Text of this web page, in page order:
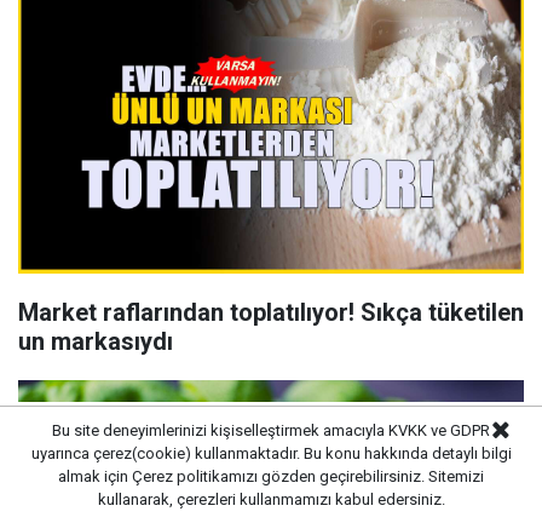
Market raflarından toplatılıyor! Sıkça tüketilen
un markasıydı
Bu site deneyimlerinizi kişiselleştirmek amacıyla KVKK ve GDPR
uyarınca çerez(cookie) kullanmaktadır. Bu konu hakkında detaylı bilgi
almak için Çerez politikamızı gözden geçirebilirsiniz. Sitemizi
kullanarak, çerezleri kullanmamızı kabul edersiniz.